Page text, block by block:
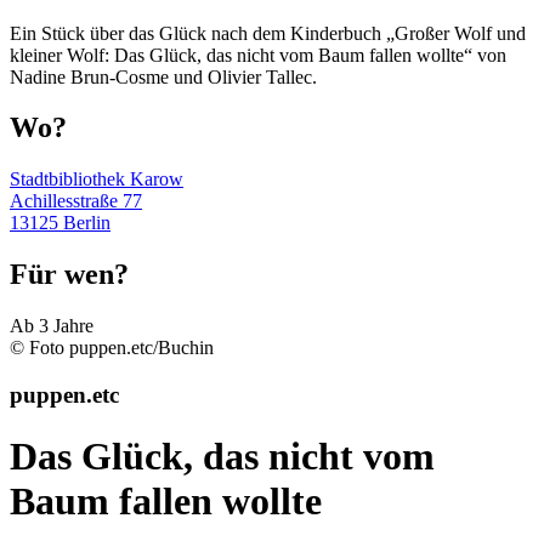
Ein Stück über das Glück nach dem Kinderbuch „Großer Wolf und
kleiner Wolf: Das Glück, das nicht vom Baum fallen wollte“ von
Nadine Brun-Cosme und Olivier Tallec.
Wo?
Stadtbibliothek Karow
Achillesstraße 77
13125 Berlin
Für wen?
Ab 3 Jahre
© Foto puppen.etc/Buchin
puppen.etc
Das Glück, das nicht vom
Baum fallen wollte